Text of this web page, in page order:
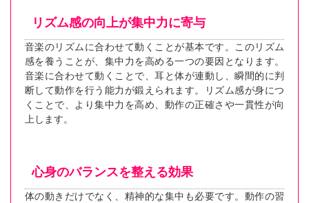
リズム感の向上が集中力に寄与
音楽のリズムに合わせて動くことが基本です。このリズム
感を養うことが、集中力を高める一つの要因となります。
音楽に合わせて動くことで、耳と体が連動し、瞬間的に判
断して動作を行う能力が鍛えられます。リズム感が身につ
くことで、より集中力を高め、動作の正確さや一貫性が向
上します。
心身のバランスを整える効果
体の動きだけでなく、精神的な集中も必要です。動作の習